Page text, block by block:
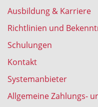
Ausbildung & Karriere
Richtlinien und
Schulungen
Kontakt
Systemanbieter
Allgemeine Zahlungs-